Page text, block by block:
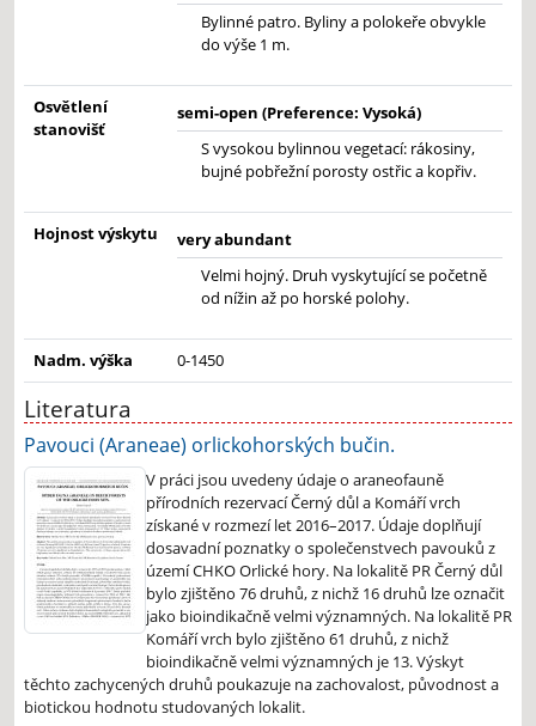
Bylinné patro. Byliny a polokeře obvykle
do výše 1 m.
Osvětlení
stanovišť
semi-open (Preference: Vysoká)
S vysokou bylinnou vegetací: rákosiny,
bujné pobřežní porosty ostřic a kopřiv.
Hojnost výskytu
very abundant
Velmi hojný. Druh vyskytující se početně
od nížin až po horské polohy.
Nadm. výška 0-1450
Literatura
Pavouci (Araneae) orlickohorských bučin.
V práci jsou uvedeny údaje o araneofauně
přírodních rezervací Černý důl a Komáří vrch
získané v rozmezí let 2016–2017. Údaje doplňují
dosavadní poznatky o společenstvech pavouků z
území CHKO Orlické hory. Na lokalitě PR Černý důl
bylo zjištěno 76 druhů, z nichž 16 druhů lze označit
jako bioindikačně velmi významných. Na lokalitě PR
Komáří vrch bylo zjištěno 61 druhů, z nichž
bioindikačně velmi významných je 13. Výskyt
těchto zachycených druhů poukazuje na zachovalost, původnost a
biotickou hodnotu studovaných lokalit.